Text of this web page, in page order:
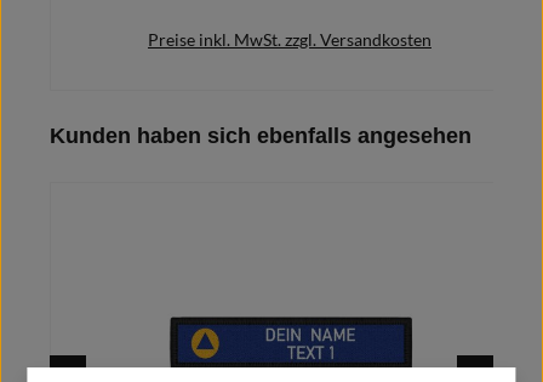
Preise inkl. MwSt. zzgl. Versandkosten
Produktgalerie überspringen
Kunden haben sich ebenfalls angesehen